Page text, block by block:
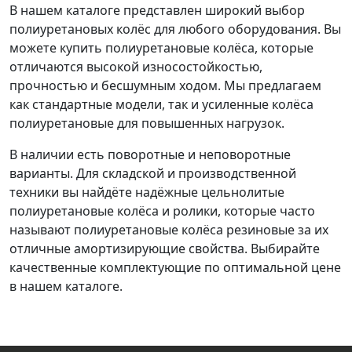
В нашем каталоге представлен широкий выбор
полиуретановых колёс для любого оборудования. Вы
можете купить полиуретановые колёса, которые
отличаются высокой износостойкостью,
прочностью и бесшумным ходом. Мы предлагаем
как стандартные модели, так и усиленные колёса
полиуретановые для повышенных нагрузок.
В наличии есть поворотные и неповоротные
варианты. Для складской и производственной
техники вы найдёте надёжные цельнолитые
полиуретановые колёса и ролики, которые часто
называют полиуретановые колёса резиновые за их
отличные амортизирующие свойства. Выбирайте
качественные комплектующие по оптимальной цене
в нашем каталоге.